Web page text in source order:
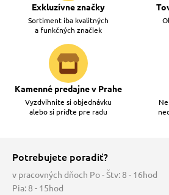
Exkluzívne značky
Sortiment iba kvalitných
a funkčných značiek
Kamenné predajne v Prahe
Vyzdvihnite si objednávku
alebo si príďte pre radu
Potrebujete poradiť?
v pracovných dňoch Po - Štv: 8 - 16hod
Pia: 8 - 15hod